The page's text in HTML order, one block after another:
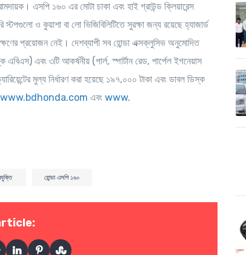
এসপি ১৬০ এর মোটা চাকা এবং হাই গ্রাউন্ড ক্লিয়ারেন্স
ও কুয়াশা বা লো ভিজিবিলিটিতে সুরক্ষা জন্য রয়েছে হ্যাজার্ড
প্রয়োজন নেই। দেশব্যাপী সব হোন্ডা এক্সক্লুসিভ অনুমোদিত
এবিএস) এবং ৩টি আকর্ষনীয় (পার্ল, স্পার্টান রেড, পার্পেল ইগনেয়াস
মুল্য নির্ধারণ করা হয়েছে ১৯৭,০০০ টাকা এবং ডাবল ডিস্ক
www.bdhonda.com এবং www.
হোন্ডা এসপি ১৬০